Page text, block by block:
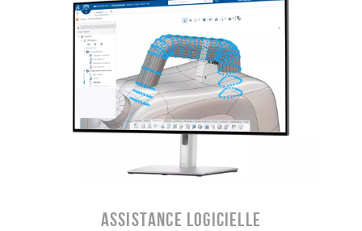
Assistance logicielle